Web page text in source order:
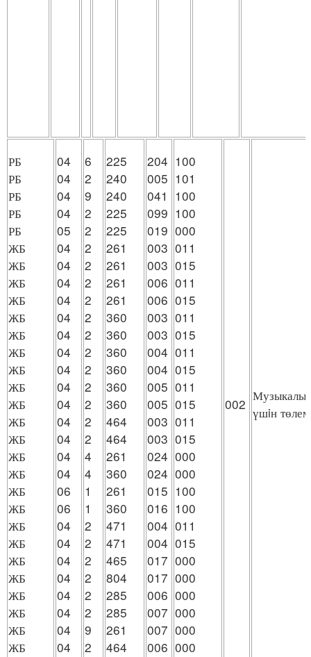
РБ
РБ
РБ
РБ
РБ
ЖБ
ЖБ
ЖБ
ЖБ
ЖБ
ЖБ
ЖБ
ЖБ
ЖБ
ЖБ
ЖБ
ЖБ
ЖБ
ЖБ
ЖБ
ЖБ
ЖБ
ЖБ
ЖБ
ЖБ
ЖБ
ЖБ
ЖБ
ЖБ
04
04
04
04
05
04
04
04
04
04
04
04
04
04
04
04
04
04
04
06
06
04
04
04
04
04
04
04
04
6
2
9
2
2
2
2
2
2
2
2
2
2
2
2
2
2
4
4
1
1
2
2
2
2
2
2
9
2
225
240
240
225
225
261
261
261
261
360
360
360
360
360
360
464
464
261
360
261
360
471
471
465
804
285
285
261
464
204
005
041
099
019
003
003
006
006
003
003
004
004
005
005
003
003
024
024
015
016
004
004
017
017
006
007
007
006
100
101
100
100
000
011
015
011
015
011
015
011
015
011
015
011
015
000
000
100
100
011
015
000
000
000
000
000
000
002 үшiн төлем